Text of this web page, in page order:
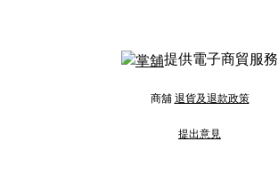
提供電子商貿服務
商舖 退貨及退款政策
提出意見